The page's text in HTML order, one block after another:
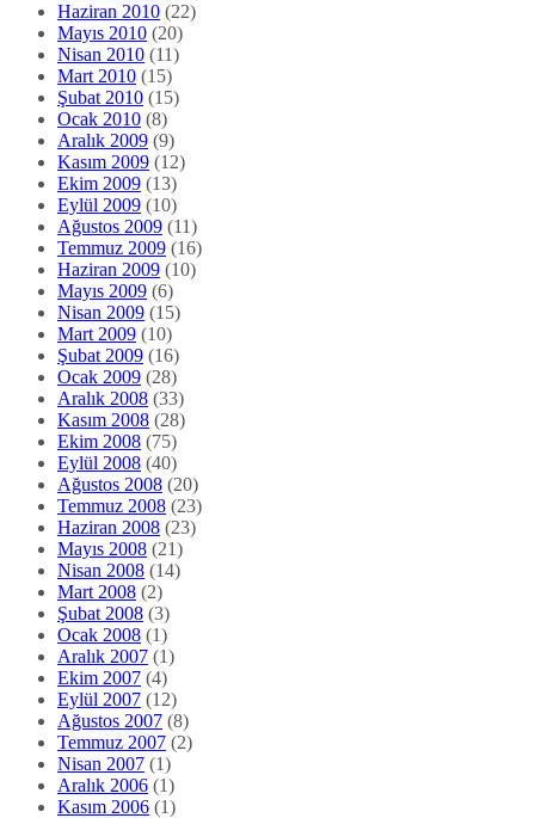
Haziran 2010 (22)
Mayıs 2010 (20)
Nisan 2010 (11)
Mart 2010 (15)
Şubat 2010 (15)
Ocak 2010 (8)
Aralık 2009 (9)
Kasım 2009 (12)
Ekim 2009 (13)
Eylül 2009 (10)
Ağustos 2009 (11)
Temmuz 2009 (16)
Haziran 2009 (10)
Mayıs 2009 (6)
Nisan 2009 (15)
Mart 2009 (10)
Şubat 2009 (16)
Ocak 2009 (28)
Aralık 2008 (33)
Kasım 2008 (28)
Ekim 2008 (75)
Eylül 2008 (40)
Ağustos 2008 (20)
Temmuz 2008 (23)
Haziran 2008 (23)
Mayıs 2008 (21)
Nisan 2008 (14)
Mart 2008 (2)
Şubat 2008 (3)
Ocak 2008 (1)
Aralık 2007 (1)
Ekim 2007 (4)
Eylül 2007 (12)
Ağustos 2007 (8)
Temmuz 2007 (2)
Nisan 2007 (1)
Aralık 2006 (1)
Kasım 2006 (1)